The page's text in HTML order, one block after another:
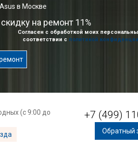
в Москве
на ремонт 11%
Согласен с обработкой моих
соответствии с политикой
(с 9:00 до
+7 (499)
Обратный